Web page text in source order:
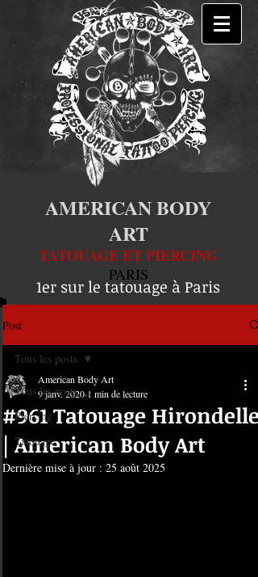
AMERICAN BODY
ART
TATOUAGE ET PIERCING
PARIS
1er sur le tatouage à Paris
Post
Tous les posts
Piercing
Tatouage
Tous les posts
#961 Tatouage Hirondelle
| American Body Art
American Body Art
9 janv. 2020 1 min de lecture
Dernière mise à jour : 25 août 2025